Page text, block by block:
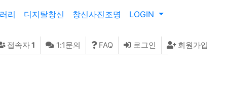
회원가입
로그인
FAQ
1:1문의
접속자1
리 디지탈창신 창신사진조명 LOGIN